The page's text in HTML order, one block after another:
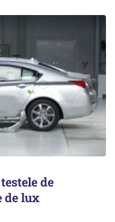
de
de lux